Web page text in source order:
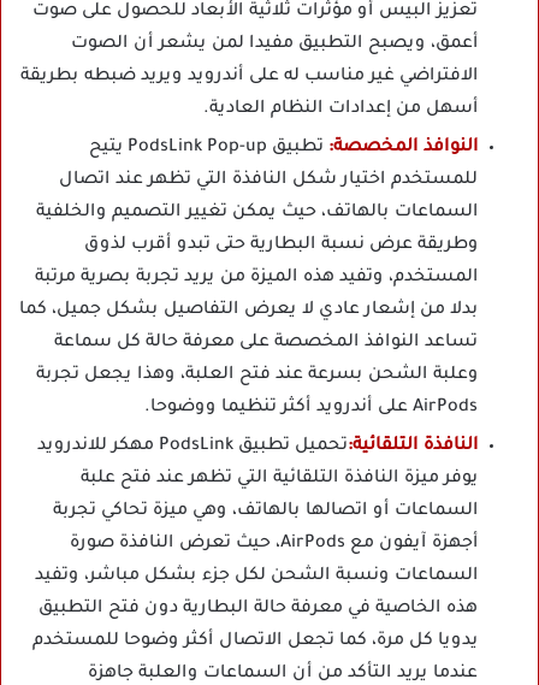
تعزيز البيس أو مؤثرات ثلاثية الأبعاد للحصول على صوت
أعمق، ويصبح التطبيق مفيدا لمن يشعر أن الصوت
الافتراضي غير مناسب له على أندرويد ويريد ضبطه بطريقة
أسهل من إعدادات النظام العادية.
النوافذ المخصصة:
تطبيق PodsLink Pop-up يتيح
للمستخدم اختيار شكل النافذة التي تظهر عند اتصال
السماعات بالهاتف، حيث يمكن تغيير التصميم والخلفية
وطريقة عرض نسبة البطارية حتى تبدو أقرب لذوق
المستخدم، وتفيد هذه الميزة من يريد تجربة بصرية مرتبة
بدلا من إشعار عادي لا يعرض التفاصيل بشكل جميل، كما
تساعد النوافذ المخصصة على معرفة حالة كل سماعة
وعلبة الشحن بسرعة عند فتح العلبة، وهذا يجعل تجربة
AirPods على أندرويد أكثر تنظيما ووضوحا.
النافذة التلقائية:
تحميل تطبيق PodsLink مهكر للاندرويد
يوفر ميزة النافذة التلقائية التي تظهر عند فتح علبة
السماعات أو اتصالها بالهاتف، وهي ميزة تحاكي تجربة
أجهزة آيفون مع AirPods، حيث تعرض النافذة صورة
السماعات ونسبة الشحن لكل جزء بشكل مباشر، وتفيد
هذه الخاصية في معرفة حالة البطارية دون فتح التطبيق
يدويا كل مرة، كما تجعل الاتصال أكثر وضوحا للمستخدم
عندما يريد التأكد من أن السماعات والعلبة جاهزة